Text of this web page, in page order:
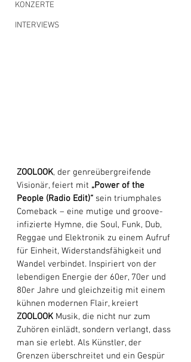
KONZERTE
INTERVIEWS
ZOOLOOK, der genreübergreifende
Visionär, feiert mit „Power of the
People (Radio Edit)“ sein triumphales
Comeback – eine mutige und groove-
infizierte Hymne, die Soul, Funk, Dub,
Reggae und Elektronik zu einem Aufruf
für Einheit, Widerstandsfähigkeit und
Wandel verbindet. Inspiriert von der
lebendigen Energie der 60er, 70er und
80er Jahre und gleichzeitig mit einem
kühnen modernen Flair, kreiert
ZOOLOOK Musik, die nicht nur zum
Zuhören einlädt, sondern verlangt, dass
man sie erlebt. Als Künstler, der
Grenzen überschreitet und ein Gespür